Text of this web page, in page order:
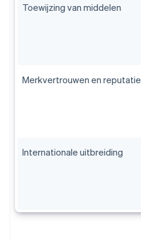
Toewijzing van middelen
Merkvertrouwen en reputatie
Internationale uitbreiding